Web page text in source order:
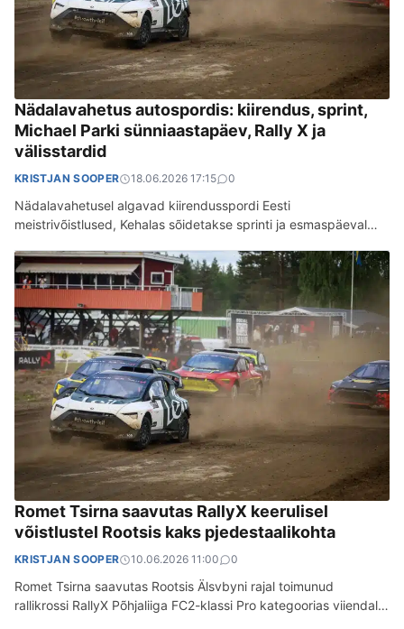
Nädalavahetus autospordis: kiirendus, sprint,
Michael Parki sünniaastapäev, Rally X ja
välisstardid
KRISTJAN SOOPER 18.06.2026 17:15 0
Nädalavahetusel algavad kiirendusspordi Eesti
meistrivõistlused, Kehalas sõidetakse sprinti ja esmaspäeval
võistlevad välismaal. Kiirendusspordi Eesti meistrivõistluste
esimene…
Romet Tsirna saavutas RallyX keerulisel
võistlustel Rootsis kaks pjedestaalikohta
KRISTJAN SOOPER 10.06.2026 11:00 0
Romet Tsirna saavutas Rootsis Älsvbyni rajal toimunud
rallikrossi RallyX Põhjaliiga FC2-klassi Pro kategoorias viiendal